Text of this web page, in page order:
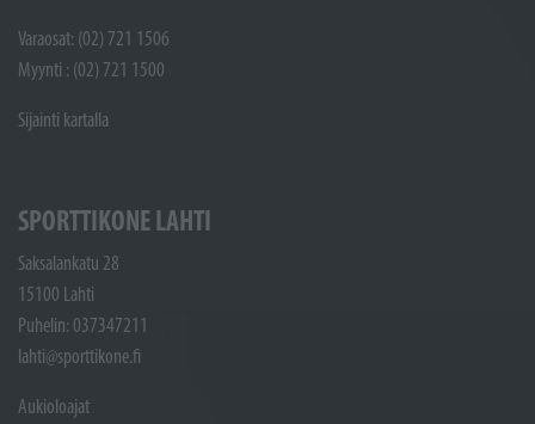
Varaosat: (02) 721 1506
Myynti : (02) 721 1500
Sijainti kartalla
SPORTTIKONE LAHTI
Saksalankatu 28
15100 Lahti
Puhelin: 037347211
lahti@sporttikone.fi
Aukioloajat